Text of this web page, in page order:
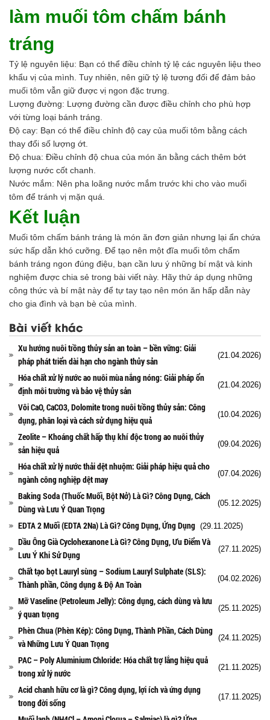
làm muối tôm chấm bánh
tráng
Tỷ lệ nguyên liệu: Bạn có thể điều chỉnh tỷ lệ các nguyên liệu theo
khẩu vị của mình. Tuy nhiên, nên giữ tỷ lệ tương đối để đảm bảo
muối tôm vẫn giữ được vị ngon đặc trưng.
Lượng đường: Lượng đường cần được điều chỉnh cho phù hợp
với từng loại bánh tráng.
Độ cay: Bạn có thể điều chỉnh độ cay của muối tôm bằng cách
thay đổi số lượng ớt.
Độ chua: Điều chỉnh độ chua của món ăn bằng cách thêm bớt
lượng nước cốt chanh.
Nước mắm: Nên pha loãng nước mắm trước khi cho vào muối
tôm để tránh vị mặn quá.
Kết luận
Muối tôm chấm bánh tráng là món ăn đơn giản nhưng lại ẩn chứa
sức hấp dẫn khó cưỡng. Để tạo nên một đĩa muối tôm chấm
bánh tráng ngon đúng điệu, bạn cần lưu ý những bí mật và kinh
nghiệm được chia sẻ trong bài viết này. Hãy thử áp dụng những
công thức và bí mật này để tự tay tạo nên món ăn hấp dẫn này
cho gia đình và bạn bè của mình.
Bài viết khác
Xu hướng nuôi trồng thủy sản an toàn – bền vững: Giải
pháp phát triển dài hạn cho ngành thủy sản
(21.04.2026)
Hóa chất xử lý nước ao nuôi mùa nắng nóng: Giải pháp ổn
định môi trường và bảo vệ thủy sản
(21.04.2026)
Vôi CaO, CaCO3, Dolomite trong nuôi trồng thủy sản: Công
dụng, phân loại và cách sử dụng hiệu quả
(10.04.2026)
Zeolite – Khoáng chất hấp thụ khí độc trong ao nuôi thủy
sản hiệu quả
(09.04.2026)
Hóa chất xử lý nước thải dệt nhuộm: Giải pháp hiệu quả cho
ngành công nghiệp dệt may
(07.04.2026)
Baking Soda (Thuốc Muối, Bột Nở) Là Gì? Công Dụng, Cách
Dùng và Lưu Ý Quan Trọng
(05.12.2025)
EDTA 2 Muối (EDTA 2Na) Là Gì? Công Dụng, Ứng Dụng (29.11.2025)
Dầu Ông Già Cyclohexanone Là Gì? Công Dụng, Ưu Điểm Và
Lưu Ý Khi Sử Dụng
(27.11.2025)
Chất tạo bọt Lauryl sùng – Sodium Lauryl Sulphate (SLS):
Thành phần, Công dụng & Độ An Toàn
(04.02.2026)
Mỡ Vaseline (Petroleum Jelly): Công dụng, cách dùng và lưu
ý quan trọng
(25.11.2025)
Phèn Chua (Phèn Kép): Công Dụng, Thành Phần, Cách Dùng
và Những Lưu Ý Quan Trọng
(24.11.2025)
PAC – Poly Aluminium Chloride: Hóa chất trợ lắng hiệu quả
trong xử lý nước
(21.11.2025)
Acid chanh hữu cơ là gì? Công dụng, lợi ích và ứng dụng
trong đời sống
(17.11.2025)